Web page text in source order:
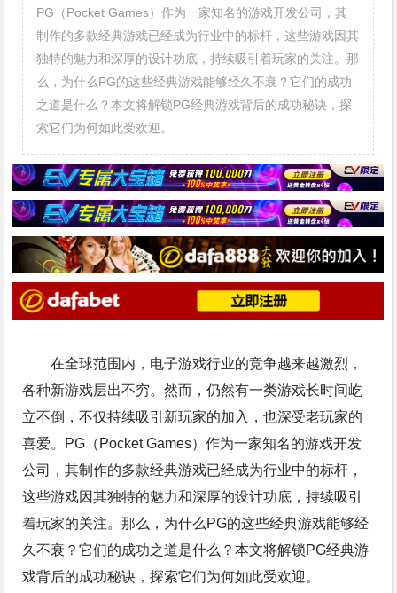
PG（Pocket Games）作为一家知名的游戏开发公司，其
制作的多款经典游戏已经成为行业中的标杆，这些游戏因其
独特的魅力和深厚的设计功底，持续吸引着玩家的关注。那
么，为什么PG的这些经典游戏能够经久不衰？它们的成功
之道是什么？本文将解锁PG经典游戏背后的成功秘诀，探
索它们为何如此受欢迎。
在全球范围内，电子游戏行业的竞争越来越激烈，
各种新游戏层出不穷。然而，仍然有一类游戏长时间屹
立不倒，不仅持续吸引新玩家的加入，也深受老玩家的
喜爱。PG（Pocket Games）作为一家知名的游戏开发
公司，其制作的多款经典游戏已经成为行业中的标杆，
这些游戏因其独特的魅力和深厚的设计功底，持续吸引
着玩家的关注。那么，为什么PG的这些经典游戏能够经
久不衰？它们的成功之道是什么？本文将解锁PG经典游
戏背后的成功秘诀，探索它们为何如此受欢迎。